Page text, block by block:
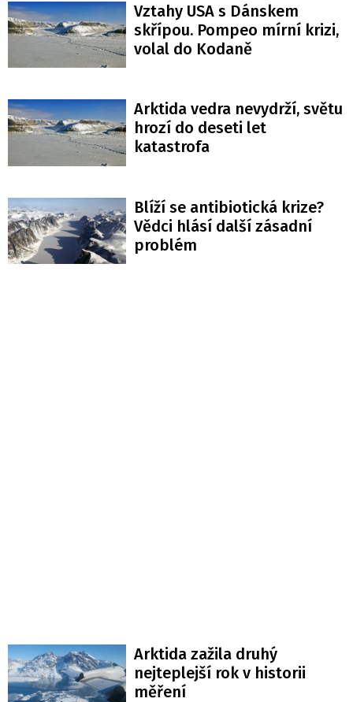
Vztahy USA s Dánskem
skřípou. Pompeo mírní krizi,
volal do Kodaně
Arktida vedra nevydrží, světu
hrozí do deseti let
katastrofa
Blíží se antibiotická krize?
Vědci hlásí další zásadní
problém
Arktida zažila druhý
nejteplejší rok v historii
měření